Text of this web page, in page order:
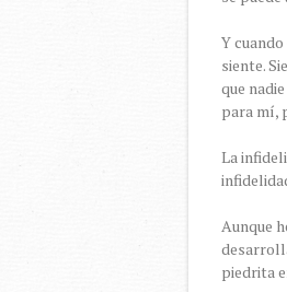
Y
siente.
que
para mí,
La
Aunque
piedrita